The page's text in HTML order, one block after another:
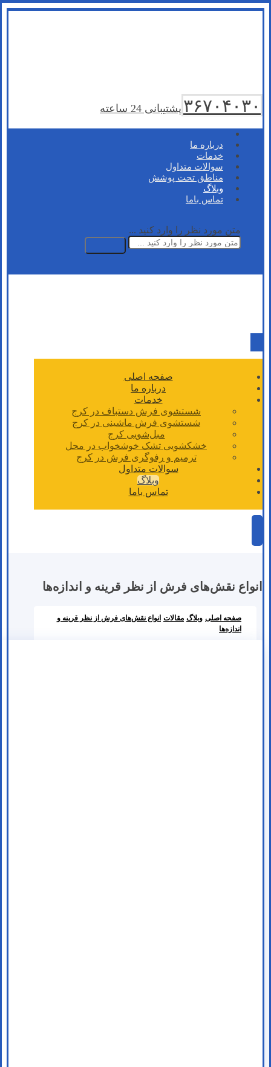
۳۶۷۰۴۰۳۰ پشتیبانی 24 ساعته
درباره ما
خدمات
سوالات متداول
مناطق تحت پوشش
وبلاگ
تماس باما
متن مورد نظر را وارد کنید ...
صفحه اصلی
درباره ما
خدمات
شستشوی فرش دستباف در کرج
شستشوی فرش ماشینی در کرج
مبل‌شویی کرج
خشکشویی تشک خوشخواب در محل
ترمیم و رفوگری فرش در کرج
سوالات متداول
وبلاگ
تماس باما
انواع نقش‌های فرش از نظر قرینه و اندازه‌ها
صفحه اصلی وبلاگ مقالات انواع نقش‌های فرش از نظر قرینه و
اندازه‌ها